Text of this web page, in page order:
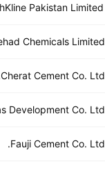
Pakistan Limited
Chemicals Limited
Cherat Cement Co. Ltd.
Development Co. Ltd.
Fauji Cement Co. Ltd.